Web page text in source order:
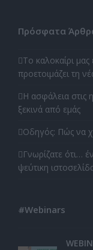
Πρόσφατα
Το καλοκαίρι
προετοιμάζει τη
Η ασφάλεια στις
ξεκινά από εμάς
Οδηγός: Πώς να
Γνωρίζατε ότι…
ψεύτικη
#Webinars